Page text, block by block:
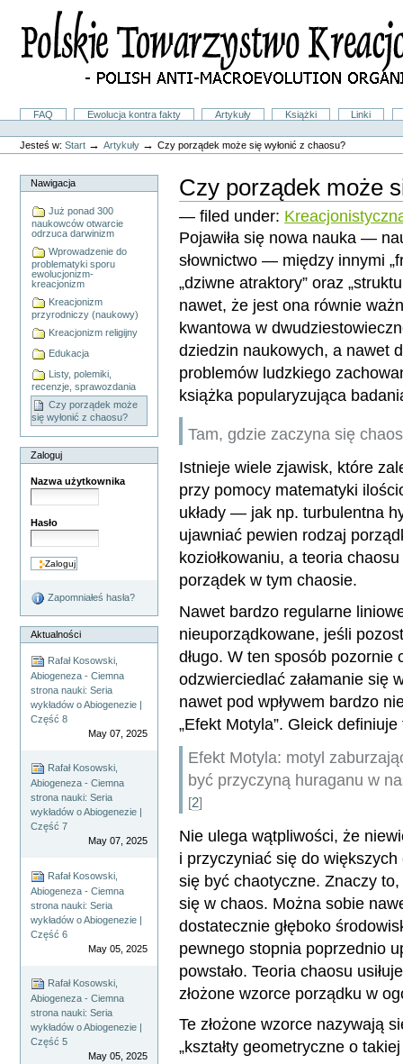
skróty
nawigacji
FAQ Ewolucja kontra fakty Artykuły Książki
Linki
Narzędzia
osobiste
Jesteś w: Start →Artykuły →Czy porządek może się wyłonić z chaosu?
Nawigacja
Już ponad 300
naukowców otwarcie
odrzuca darwinizm
Wprowadzenie do
problematyki sporu
ewolucjonizm-
kreacjonizm
Kreacjonizm
przyrodniczy (naukowy)
Kreacjonizm religijny
Edukacja
Listy, polemiki,
recenzje, sprawozdania
Czy porządek może
się wyłonić z chaosu?
Zaloguj
Nazwa użytkownika
Hasło
Zapomniałeś hasła?
Aktualności
Rafał Kosowski,
Abiogeneza - Ciemna
strona nauki: Seria
wykładów o Abiogenezie |
Część 8
May 07, 2025
Rafał Kosowski,
Abiogeneza - Ciemna
strona nauki: Seria
wykładów o Abiogenezie |
Część 7
May 07, 2025
Rafał Kosowski,
Abiogeneza - Ciemna
strona nauki: Seria
wykładów o Abiogenezie |
Część 6
May 05, 2025
Rafał Kosowski,
Abiogeneza - Ciemna
strona nauki: Seria
wykładów o Abiogenezie |
Część 5
May 05, 2025
Czy porządek może
— filed under:
Pojawiła się nowa nauka —
słownictwo — między innymi
„dziwne atraktory” oraz
nawet, że jest ona równie
kwantowa w
dziedzin naukowych, a nawet
problemów ludzkiego
książka popularyzująca
Tam, gdzie zaczyna się
Istnieje wiele zjawisk, które
przy pomocy matematyki
układy — jak np. turbulentna
ujawniać pewien rodzaj
koziołkowaniu, a teoria
porządek w tym chaosie.
Nawet bardzo regularne
nieuporządkowane, jeśli
długo. W ten sposób
odzwierciedlać załamanie się
nawet pod wpływem bardzo
„Efekt Motyla”. Gleick
Efekt Motyla: motyl
być przyczyną huraganu w
[2]
Nie ulega wątpliwości, że
i przyczyniać się do
się być chaotyczne. Znaczy
się w chaos. Można sobie
dostatecznie głęboko
pewnego stopnia poprzednio
powstało. Teoria chaosu
złożone wzorce porządku w
Te złożone wzorce nazywają
„kształty geometryczne o